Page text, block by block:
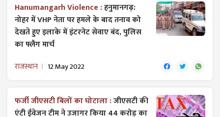
Hanumangarh Violence :हनुमानगढ़:
नोहर में VHP नेता पर हमले के बाद तनाव को
देखते हुए इलाके में इंटरनेट सेवाए बंद, पुलिस
का फ्लैग मार्च
राजस्थान 12 May 2022
फर्जी जीएसटी बिलों का घोटाला :जीएसटी की
एंटी ईवेजन टीम ने उजागर किया 44 करोड़ का